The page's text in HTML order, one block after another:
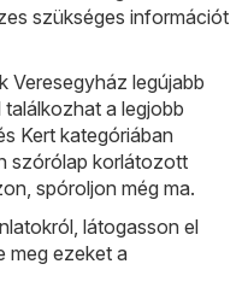
szükséges információt
Veresegyház legújabb
a legjobb
Kert kategóriában
szórólap korlátozott
spóroljon még ma.
látogasson el
meg ezeket a